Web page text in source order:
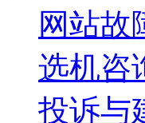
网站故
选机咨
投诉与